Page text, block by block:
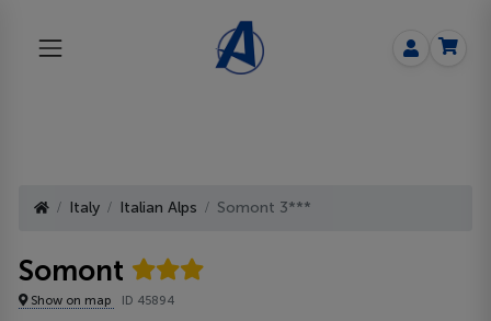
Italy Italian Alps Somont 3***
Somont
Show on map ID 45894